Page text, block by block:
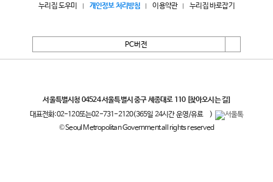
누리집 도우미 개인정보 처리방침 이용약관 누리집 바로잡기
PC버전
서울특별시청 04524 서울특별시 중구 세종대로 110 [찾아오시는 길]
대표전화:02-120또는02-731-2120(365일 24시간 운영/유료
)
© Seoul Metropolitan Government all rights reserved